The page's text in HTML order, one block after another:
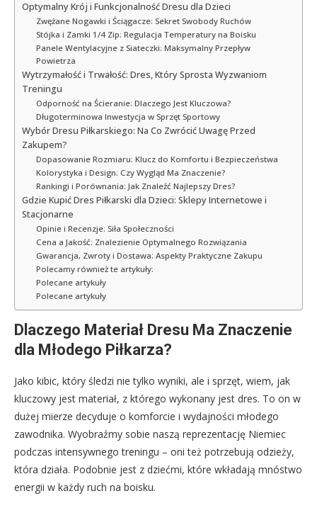
Optymalny Krój i Funkcjonalność Dresu dla Dzieci
Zwężane Nogawki i Ściągacze: Sekret Swobody Ruchów
Stójka i Zamki 1/4 Zip: Regulacja Temperatury na Boisku
Panele Wentylacyjne z Siateczki: Maksymalny Przepływ
Powietrza
Wytrzymałość i Trwałość: Dres, Który Sprosta Wyzwaniom
Treningu
Odporność na Ścieranie: Dlaczego Jest Kluczowa?
Długoterminowa Inwestycja w Sprzęt Sportowy
Wybór Dresu Piłkarskiego: Na Co Zwrócić Uwagę Przed
Zakupem?
Dopasowanie Rozmiaru: Klucz do Komfortu i Bezpieczeństwa
Kolorystyka i Design: Czy Wygląd Ma Znaczenie?
Rankingi i Porównania: Jak Znaleźć Najlepszy Dres?
Gdzie Kupić Dres Piłkarski dla Dzieci: Sklepy Internetowe i
Stacjonarne
Opinie i Recenzje: Siła Społeczności
Cena a Jakość: Znalezienie Optymalnego Rozwiązania
Gwarancja, Zwroty i Dostawa: Aspekty Praktyczne Zakupu
Polecamy również te artykuły:
Polecane artykuły
Polecane artykuły
Dlaczego Materiał Dresu Ma Znaczenie
dla Młodego Piłkarza?
Jako kibic, który śledzi nie tylko wyniki, ale i sprzęt, wiem, jak
kluczowy jest materiał, z którego wykonany jest dres. To on w
dużej mierze decyduje o komforcie i wydajności młodego
zawodnika. Wyobraźmy sobie naszą reprezentację Niemiec
podczas intensywnego treningu – oni też potrzebują odzieży,
która działa. Podobnie jest z dziećmi, które wkładają mnóstwo
energii w każdy ruch na boisku.